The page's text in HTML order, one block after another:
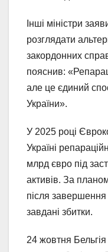
Інші міністри
розглядати
закордонних
пояснив:
але це єдиний
України».
У 2025 році
Україні
млрд євро під
активів. За
після завершення
завдані збитки.
24 жовтня